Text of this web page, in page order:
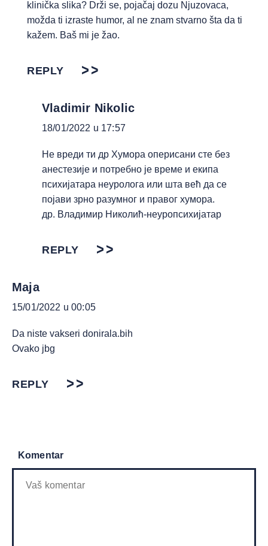
klinička slika? Drži se, pojačaj dozu Njuzovaca,
možda ti izraste humor, al ne znam stvarno šta da ti
kažem. Baš mi je žao.
REPLY
Vladimir Nikolic
18/01/2022 u 17:57
Не вреди ти др Хумора оперисани сте без
анестезије и потребно је време и екипа
психијатара неуролога или шта већ да се
појави зрно разумног и правог хумора.
др. Владимир Николић-неуропсихијатар
REPLY
Maja
15/01/2022 u 00:05
Da niste vakseri donirala.bih
Ovako jbg
REPLY
Komentar